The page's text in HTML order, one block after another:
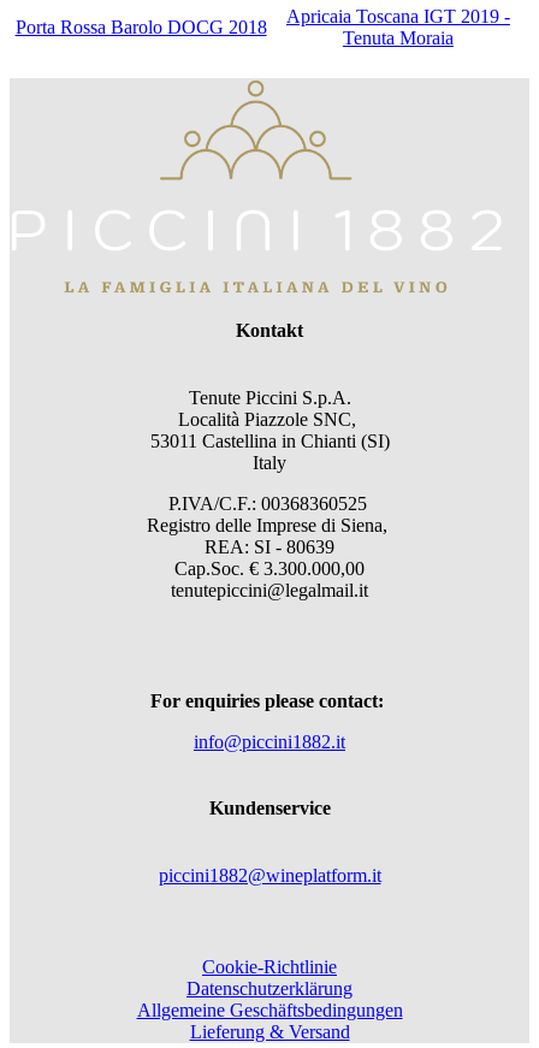
Porta Rossa Barolo DOCG 2018
Apricaia Toscana IGT 2019 -
Tenuta Moraia
Kontakt
Tenute Piccini S.p.A.
Località Piazzole SNC,
53011 Castellina in Chianti (SI)
Italy
P.IVA/C.F.: 00368360525
Registro delle Imprese di Siena,
REA: SI - 80639
Cap.Soc. € 3.300.000,00
tenutepiccini@legalmail.it
For enquiries please contact:
info@piccini1882.it
Kundenservice
piccini1882@wineplatform.it
Cookie-Richtlinie
Datenschutzerklärung
Allgemeine Geschäftsbedingungen
Lieferung & Versand